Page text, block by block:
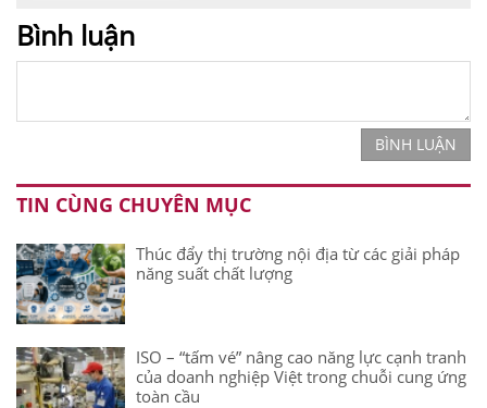
Bình luận
BÌNH LUẬN
TIN CÙNG CHUYÊN MỤC
Thúc đẩy thị trường nội địa từ các giải pháp
năng suất chất lượng
ISO – “tấm vé” nâng cao năng lực cạnh tranh
của doanh nghiệp Việt trong chuỗi cung ứng
toàn cầu